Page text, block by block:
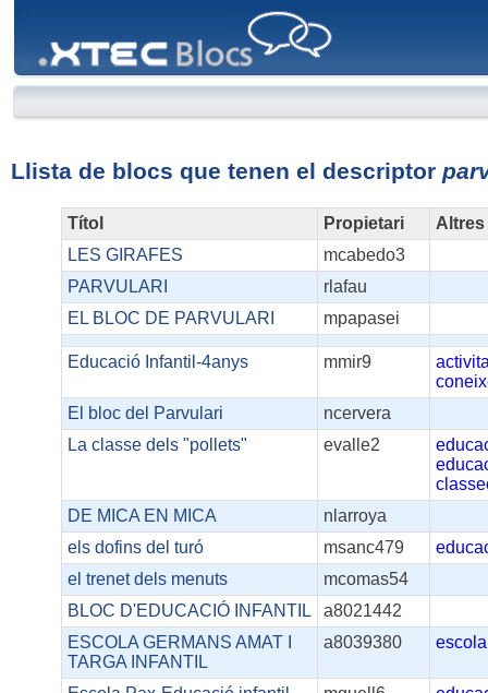
Llista de blocs que tenen el descriptor
Títol Propietari
LES GIRAFES
mcabedo3
PARVULARI
rlafau
EL BLOC DE PARVULARI
mpapasei
Educació Infantil-4anys mmir9
El bloc del Parvulari
ncervera
La classe dels "pollets"
evalle2
DE MICA EN MICA
nlarroya
els dofins del turó
msanc479
el trenet dels menuts
mcomas54
BLOC D'EDUCACIÓ INFANTIL
a8021442
ESCOLA GERMANS AMAT I
TARGA INFANTIL
a8039380 escola